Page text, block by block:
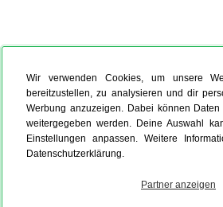
Wir verwenden Cookies, um unsere
bereitzustellen, zu analysieren und dir
Werbung anzuzeigen. Dabei können
weitergegeben werden. Deine Auswahl
Einstellungen anpassen. Weitere
Datenschutzerklärung.
Partner anzeigen